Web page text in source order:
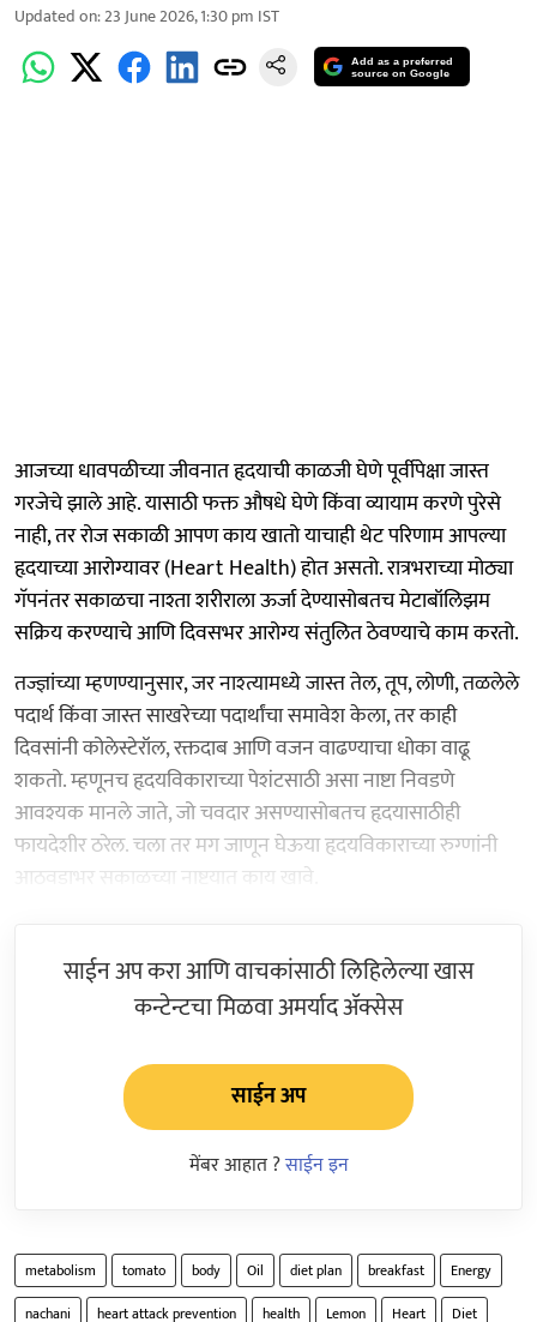
Updated on:23 June 2026, 1:30 pm IST
Add as a preferred
source on Google
आजच्या धावपळीच्या जीवनात हृदयाची काळजी घेणे पूर्वीपेक्षा जास्त
गरजेचे झाले आहे. यासाठी फक्त औषधे घेणे किंवा व्यायाम करणे पुरेसे
नाही, तर रोज सकाळी आपण काय खातो याचाही थेट परिणाम आपल्या
हृदयाच्या आरोग्यावर (Heart Health) होत असतो. रात्रभराच्या मोठ्या
गॅपनंतर सकाळचा नाश्ता शरीराला ऊर्जा देण्यासोबतच मेटाबॉलिझम
सक्रिय करण्याचे आणि दिवसभर आरोग्य संतुलित ठेवण्याचे काम करतो.
तज्ज्ञांच्या म्हणण्यानुसार, जर नाश्त्यामध्ये जास्त तेल, तूप, लोणी, तळलेले
पदार्थ किंवा जास्त साखरेच्या पदार्थांचा समावेश केला, तर काही
दिवसांनी कोलेस्टेरॉल, रक्तदाब आणि वजन वाढण्याचा धोका वाढू
शकतो. म्हणूनच हृदयविकाराच्या पेशंटसाठी असा नाष्टा निवडणे
आवश्यक मानले जाते, जो चवदार असण्यासोबतच हृदयासाठीही
फायदेशीर ठरेल. चला तर मग जाणून घेऊया हृदयविकाराच्या रुग्णांनी
आठवडाभर सकाळच्या नाष्टयात काय खावे.
साईन अप करा आणि वाचकांसाठी लिहिलेल्या खास
कन्टेन्टचा मिळवा अमर्याद ॲक्सेस
साईन अप
मेंबर आहात ?साईन इन
metabolism tomato body Oil diet plan breakfast
Energy
nachani
heart attack prevention health Lemon Heart Diet